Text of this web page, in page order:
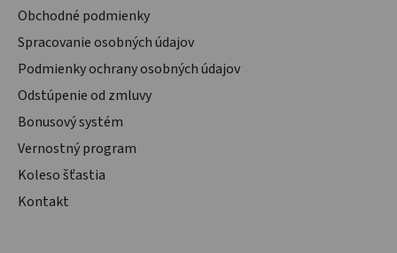
Obchodné podmienky
Spracovanie osobných údajov
Podmienky ochrany osobných údajov
Odstúpenie od zmluvy
Bonusový systém
Vernostný program
Koleso šťastia
Kontakt